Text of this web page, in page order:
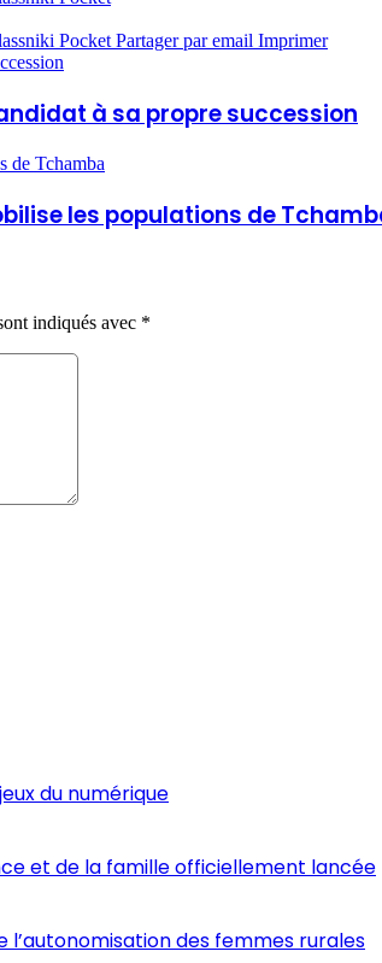
Pocket Partager par email Imprimer
à sa propre succession
de Tchamba
les populations de
indiqués avec *
du numérique
et de la famille officiellement lancée
des femmes rurales